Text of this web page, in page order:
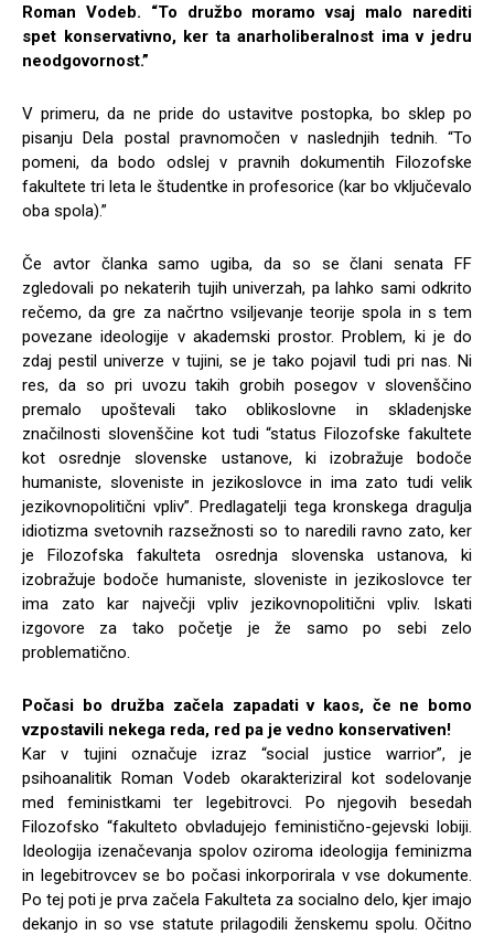
Roman Vodeb. “To družbo moramo vsaj malo narediti
spet konservativno, ker ta anarholiberalnost ima v jedru
neodgovornost.”
V primeru, da ne pride do ustavitve postopka, bo sklep po
pisanju Dela postal pravnomočen v naslednjih tednih. “To
pomeni, da bodo odslej v pravnih dokumentih Filozofske
fakultete tri leta le študentke in profesorice (kar bo vključevalo
oba spola).”
Če avtor članka samo ugiba, da so se člani senata FF
zgledovali po nekaterih tujih univerzah, pa lahko sami odkrito
rečemo, da gre za načrtno vsiljevanje teorije spola in s tem
povezane ideologije v akademski prostor. Problem, ki je do
zdaj pestil univerze v tujini, se je tako pojavil tudi pri nas. Ni
res, da so pri uvozu takih grobih posegov v slovenščino
premalo upoštevali tako oblikoslovne in skladenjske
značilnosti slovenščine kot tudi “status Filozofske fakultete
kot osrednje slovenske ustanove, ki izobražuje bodoče
humaniste, sloveniste in jezikoslovce in ima zato tudi velik
jezikovnopolitični vpliv”. Predlagatelji tega kronskega dragulja
idiotizma svetovnih razsežnosti so to naredili ravno zato, ker
je Filozofska fakulteta osrednja slovenska ustanova, ki
izobražuje bodoče humaniste, sloveniste in jezikoslovce ter
ima zato kar največji vpliv jezikovnopolitični vpliv. Iskati
izgovore za tako početje je že samo po sebi zelo
problematično.
Počasi bo družba začela zapadati v kaos, če ne bomo
vzpostavili nekega reda, red pa je vedno konservativen!
Kar v tujini označuje izraz “social justice warrior”, je
psihoanalitik Roman Vodeb okarakteriziral kot sodelovanje
med feministkami ter legebitrovci. Po njegovih besedah
Filozofsko “fakulteto obvladujejo feministično-gejevski lobiji.
Ideologija izenačevanja spolov oziroma ideologija feminizma
in legebitrovcev se bo počasi inkorporirala v vse dokumente.
Po tej poti je prva začela Fakulteta za socialno delo, kjer imajo
dekanjo in so vse statute prilagodili ženskemu spolu. Očitno